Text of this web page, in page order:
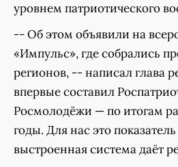
уровнем патриотического
-- Об этом объявили на
«Импульс», где собрались
регионов, -- написал глава
впервые составил
Росмолодёжи — по итогам
годы. Для нас это показатель
выстроенная система даёт